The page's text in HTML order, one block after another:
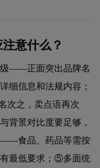
意什么？
——正面突出品牌名
细信息和法规内容；
之，卖点语再次
景对比度要足够，
——食品、药品等需按
最低要求；⑤多面统